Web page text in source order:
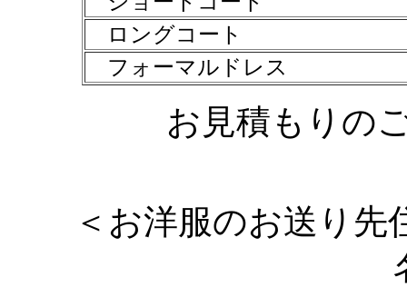
ロングコート
フォーマルドレス
お見積もり
＜お洋服のお送り